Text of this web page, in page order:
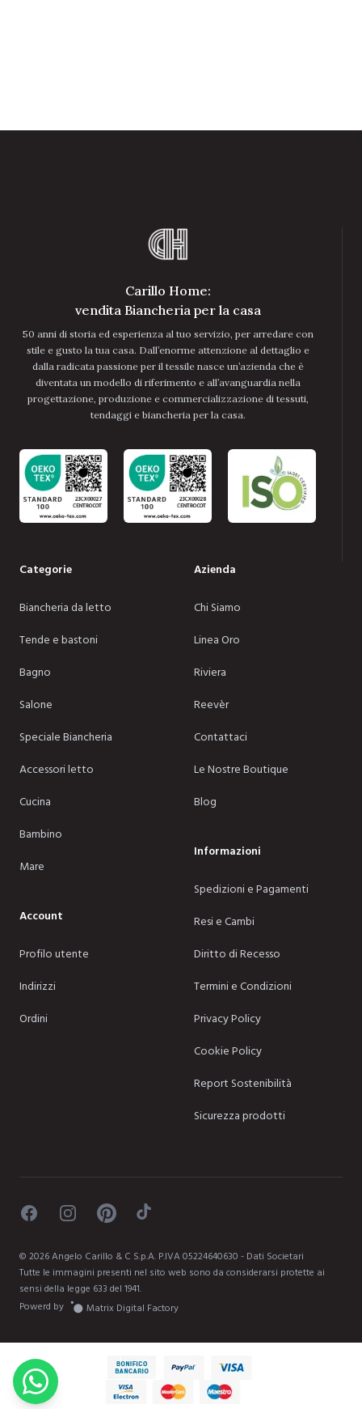
Carillo Home:
vendita Biancheria per la casa
50 anni di storia ed esperienza al tuo servizio, per arredare con
stile e gusto la tua casa. Dall’enorme attenzione al dettaglio e
dalla radicata passione per il tessile nasce un’azienda che è
diventata un modello di riferimento e all’avanguardia nella
progettazione, produzione e commercializzazione di tessuti,
tendaggi e biancheria per la casa.
Categorie
Biancheria da letto
Tende e bastoni
Bagno
Salone
Speciale Biancheria
Accessori letto
Cucina
Bambino
Mare
Account
Profilo utente
Indirizzi
Ordini
Azienda
Chi Siamo
Linea Oro
Riviera
Reevèr
Contattaci
Le Nostre Boutique
Blog
Informazioni
Spedizioni e Pagamenti
Resi e Cambi
Diritto di Recesso
Termini e Condizioni
Privacy Policy
Cookie Policy
Report Sostenibilità
Sicurezza prodotti
FacebookInstagramPinterestTikTok
© 2026Angelo Carillo & C S.p.A. P.IVA 05224640630 - Dati Societari
Tutte le immagini presenti nel sito web sono da considerarsi protette ai
sensi della legge 633 del 1941.
Powerd by
Matrix Digital Factory